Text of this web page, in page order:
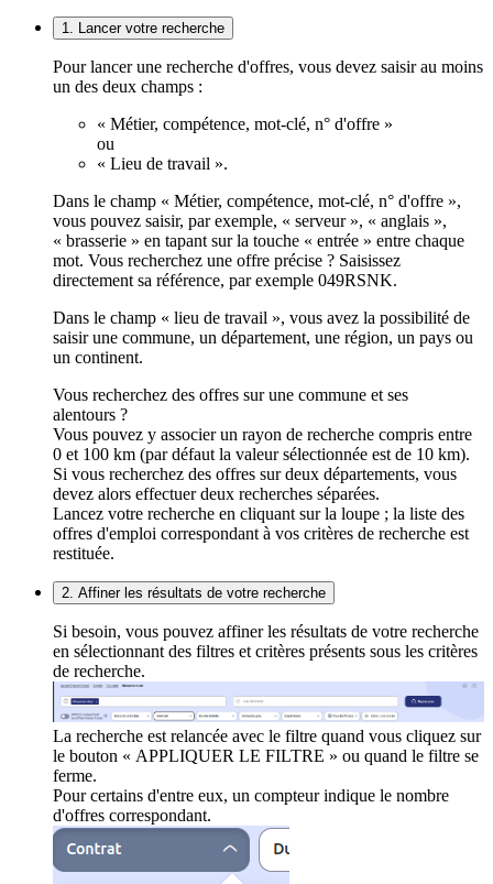
1. Lancer votre recherche
Pour lancer une recherche d'offres, vous devez saisir au moins
un des deux champs :
« Métier, compétence, mot-clé, n° d'offre »
ou
« Lieu de travail ».
Dans le champ « Métier, compétence, mot-clé, n° d'offre »,
vous pouvez saisir, par exemple, « serveur », « anglais »,
« brasserie » en tapant sur la touche « entrée » entre chaque
mot. Vous recherchez une offre précise ? Saisissez
directement sa référence, par exemple 049RSNK.
Dans le champ « lieu de travail », vous avez la possibilité de
saisir une commune, un département, une région, un pays ou
un continent.
Vous recherchez des offres sur une commune et ses
alentours ?
Vous pouvez y associer un rayon de recherche compris entre
0 et 100 km (par défaut la valeur sélectionnée est de 10 km).
Si vous recherchez des offres sur deux départements, vous
devez alors effectuer deux recherches séparées.
Lancez votre recherche en cliquant sur la loupe ; la liste des
offres d'emploi correspondant à vos critères de recherche est
restituée.
2. Affiner les résultats de votre recherche
Si besoin, vous pouvez affiner les résultats de votre recherche
en sélectionnant des filtres et critères présents sous les critères
de recherche.
La recherche est relancée avec le filtre quand vous cliquez sur
le bouton « APPLIQUER LE FILTRE » ou quand le filtre se
ferme.
Pour certains d'entre eux, un compteur indique le nombre
d'offres correspondant.